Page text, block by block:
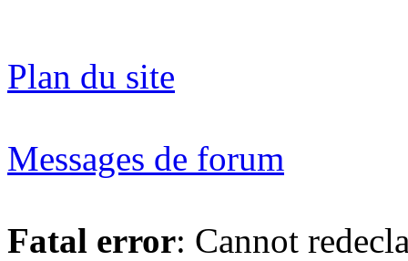
Plan du site
Messages de forum
Fatal error: Cannot